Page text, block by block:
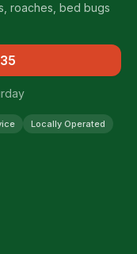
roaches, bed bugs
Locally Operated